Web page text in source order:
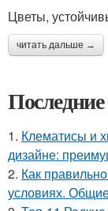
Цветы,
читать дальше →
1. Клематисы и
дизайне:
2. Как
условиях.